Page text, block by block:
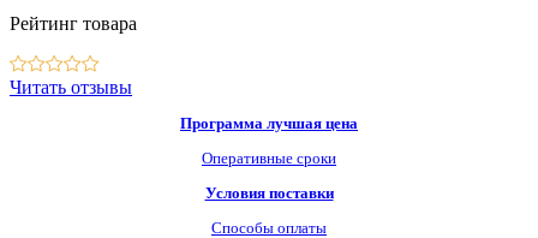
Рейтинг товара
Читать отзывы
Программа лучшая цена
Оперативные сроки
Условия поставки
Способы оплаты